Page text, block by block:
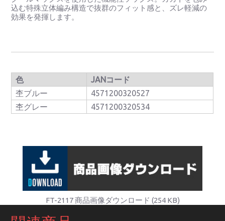
込む特殊立体編み構造で抜群のフィット感と、ズレ軽減の
効果を発揮します。
色
JANコード
杢ブルー
4571200320527
杢グレー
4571200320534
FT-2117 商品画像ダウンロード (254 KB)